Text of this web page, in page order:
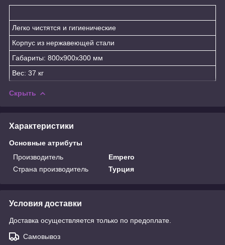
Легко чистятся и гигиенические
Корпус из нержавеющей стали
Габариты: 800x900x300 мм
Вес: 37 кг
Скрыть
Характеристики
Основные атрибуты
Производитель
Empero
Страна производитель
Турция
Условия доставки
Доставка осуществляется только по предоплате.
Самовывоз